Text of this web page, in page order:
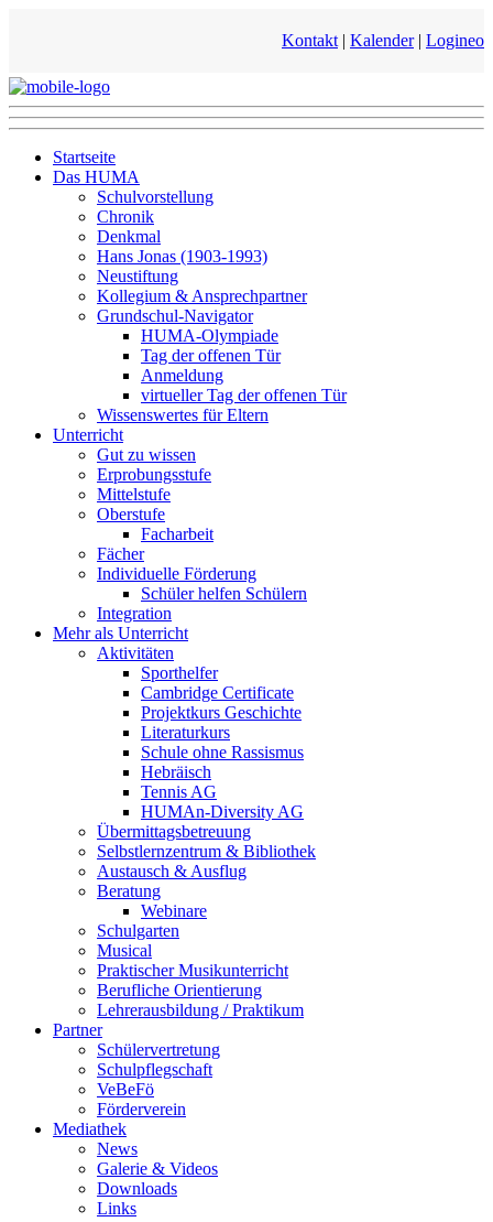
Kontakt | Kalender| Logineo
Startseite
Das HUMA
Schulvorstellung
Chronik
Denkmal
Hans Jonas (1903-1993)
Neustiftung
Kollegium & Ansprechpartner
Grundschul-Navigator
HUMA-Olympiade
Tag der offenen Tür
Anmeldung
virtueller Tag der offenen Tür
Wissenswertes für Eltern
Unterricht
Gut zu wissen
Erprobungsstufe
Mittelstufe
Oberstufe
Facharbeit
Fächer
Individuelle Förderung
Schüler helfen Schülern
Integration
Mehr als Unterricht
Aktivitäten
Sporthelfer
Cambridge Certificate
Projektkurs Geschichte
Literaturkurs
Schule ohne Rassismus
Hebräisch
Tennis AG
HUMAn-Diversity AG
Übermittagsbetreuung
Selbstlernzentrum & Bibliothek
Austausch & Ausflug
Beratung
Webinare
Schulgarten
Musical
Praktischer Musikunterricht
Berufliche Orientierung
Lehrerausbildung / Praktikum
Partner
Schülervertretung
Schulpflegschaft
VeBeFö
Förderverein
Mediathek
News
Galerie & Videos
Downloads
Links